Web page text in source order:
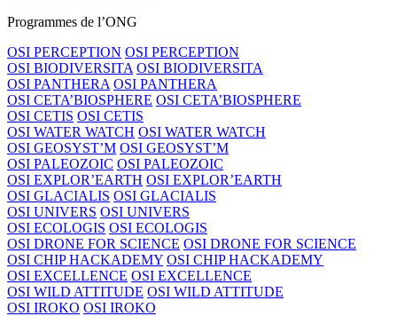
Programmes de l’ONG
OSI PERCEPTION OSI PERCEPTION
OSI BIODIVERSITA OSI BIODIVERSITA
OSI PANTHERA OSI PANTHERA
OSI CETA’BIOSPHERE OSI CETA’BIOSPHERE
OSI CETIS OSI CETIS
OSI WATER WATCH OSI WATER WATCH
OSI GEOSYST’M OSI GEOSYST’M
OSI PALEOZOIC OSI PALEOZOIC
OSI EXPLOR’EARTH OSI EXPLOR’EARTH
OSI GLACIALIS OSI GLACIALIS
OSI UNIVERS OSI UNIVERS
OSI ECOLOGIS OSI ECOLOGIS
OSI DRONE FOR SCIENCE OSI DRONE FOR SCIENCE
OSI CHIP HACKADEMY OSI CHIP HACKADEMY
OSI EXCELLENCE OSI EXCELLENCE
OSI WILD ATTITUDE OSI WILD ATTITUDE
OSI IROKO OSI IROKO